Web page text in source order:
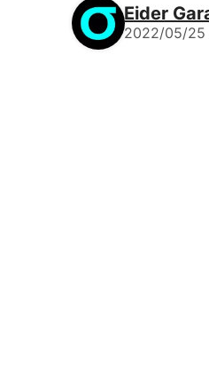
Eider
2022/05/25